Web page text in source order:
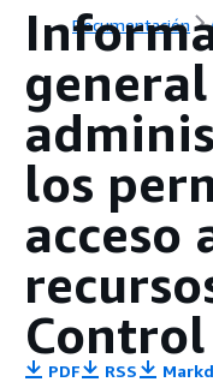
Documentación
los
acceso
PDF RSS